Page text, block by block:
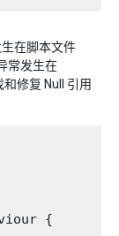
生在脚本文件
常发生在
修复 Null 引用
{